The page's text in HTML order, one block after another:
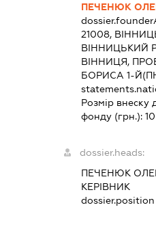
ПЕЧЕНЮК
21008,
ВІННИЦЬКИЙ
ВІННИЦЯ,
БОРИСА 1-
Розмір внеску
фонду (грн.):
dossier.heads:
ПЕЧЕНЮК
КЕРІВНИК